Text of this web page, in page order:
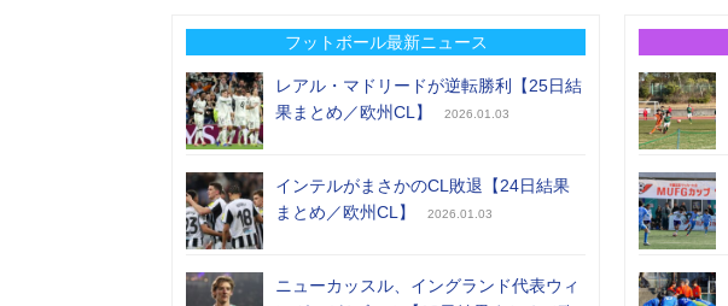
フットボール最新ニュース
レアル・マドリードが逆転勝利【25日結
果まとめ／欧州CL】
2026.01.03
インテルがまさかのCL敗退【24日結果
まとめ／欧州CL】
2026.01.03
ニューカッスル、イングランド代表ウィ